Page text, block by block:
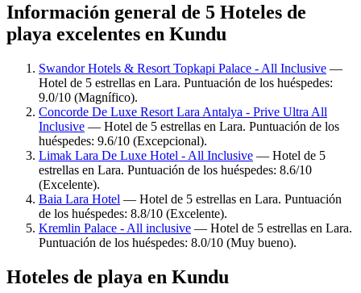
Información general de 5 Hoteles de
playa excelentes en Kundu
Swandor Hotels & Resort Topkapi Palace - All Inclusive —
Hotel de 5 estrellas en Lara. Puntuación de los huéspedes:
9.0/10 (Magnífico).
Concorde De Luxe Resort Lara Antalya - Prive Ultra All
Inclusive — Hotel de 5 estrellas en Lara. Puntuación de los
huéspedes: 9.6/10 (Excepcional).
Limak Lara De Luxe Hotel - All Inclusive — Hotel de 5
estrellas en Lara. Puntuación de los huéspedes: 8.6/10
(Excelente).
Baia Lara Hotel — Hotel de 5 estrellas en Lara. Puntuación
de los huéspedes: 8.8/10 (Excelente).
Kremlin Palace - All inclusive — Hotel de 5 estrellas en Lara.
Puntuación de los huéspedes: 8.0/10 (Muy bueno).
Hoteles de playa en Kundu